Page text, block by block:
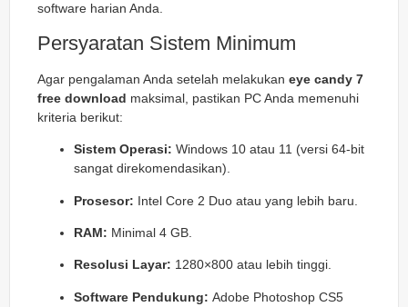
software harian Anda.
Persyaratan Sistem Minimum
Agar pengalaman Anda setelah melakukan eye candy 7
free download maksimal, pastikan PC Anda memenuhi
kriteria berikut:
Sistem Operasi: Windows 10 atau 11 (versi 64-bit
sangat direkomendasikan).
Prosesor: Intel Core 2 Duo atau yang lebih baru.
RAM: Minimal 4 GB.
Resolusi Layar: 1280×800 atau lebih tinggi.
Software Pendukung: Adobe Photoshop CS5